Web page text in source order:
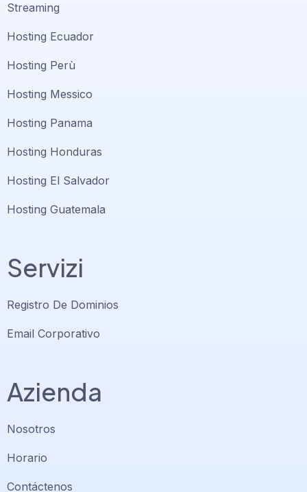
Streaming
Hosting Ecuador
Hosting Perù
Hosting Messico
Hosting Panama
Hosting Honduras
Hosting El Salvador
Hosting Guatemala
Servizi
Registro De Dominios
Email Corporativo
Azienda
Nosotros
Horario
Contáctenos